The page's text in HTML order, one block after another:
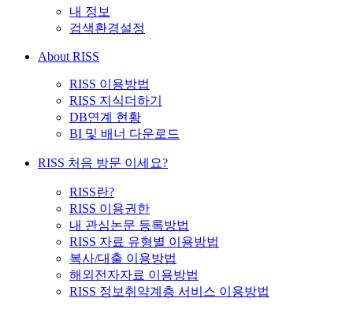
내 정보
검색환경설정
About RISS
RISS 이용방법
RISS 지식더하기
DB연계 현황
BI 및 배너 다운로드
RISS 처음 방문 이세요?
RISS란?
RISS 이용권한
내 관심논문 등록방법
RISS 자료 유형별 이용방법
복사/대출 이용방법
해외전자자료 이용방법
RISS 정보취약계층 서비스 이용방법